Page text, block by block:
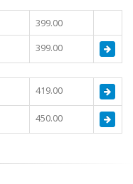
399.00
399.00
419.00
450.00